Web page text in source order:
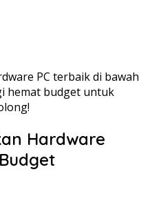
PC terbaik di bawah
hemat budget untuk
Hardware